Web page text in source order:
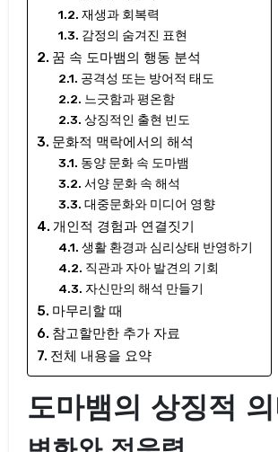
재생과 회복력
감정의 숨겨진 표현
꿈 속 도마뱀의 행동 분석
공격성 또는 방어적 태도
느긋함과 평온함
상징적인 출현 빈도
문화적 맥락에서의 해석
동양 문화 속 도마뱀
서양 문화 속 해석
대중문화와 미디어 영향
개인적 경험과 연결짓기
생활 환경과 심리상태 반영하기
직관과 자아 발견의 기회
자신만의 해석 만들기
마무리할 때
참고할만한 추가 자료
전체 내용을 요약
도마뱀의 상징적 의